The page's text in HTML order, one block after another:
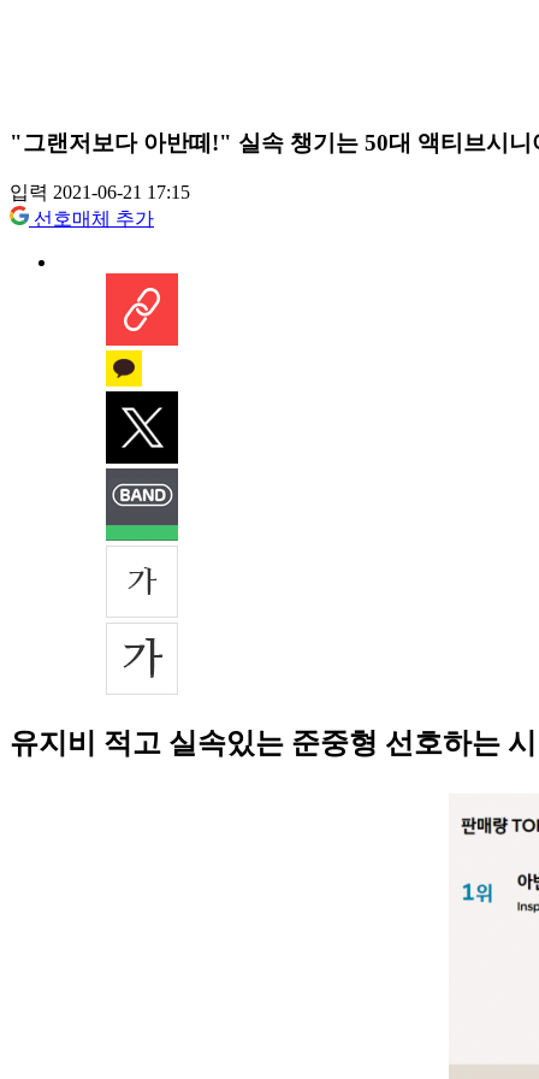
"그랜저보다 아반떼!" 실속 챙기는 50대 액티브시니
입력 2021-06-21 17:15
선호매체 추가
유지비 적고 실속있는 준중형 선호하는